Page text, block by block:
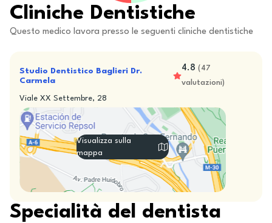
Cliniche Dentistiche
Questo medico lavora presso le seguenti cliniche dentistiche
Studio Dentistico Baglieri Dr.
Carmela
4.8 (47
valutazioni)
Viale XX Settembre, 28
Visualizza sulla
mappa
Specialità del dentista